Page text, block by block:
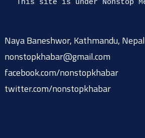
Naya Baneshwor, Kathmandu, Nepal
nonstopkhabar@gmail.com
facebook.com/nonstopkhabar
twitter.com/nonstopkhabar